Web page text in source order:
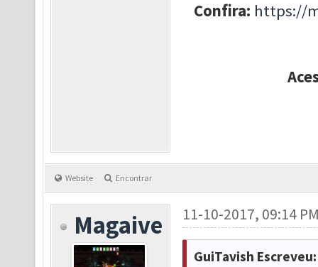
Confira: https://
Website Encontrar
Magaive 11-10-2017, 09:14
GuiTavish Escreveu: